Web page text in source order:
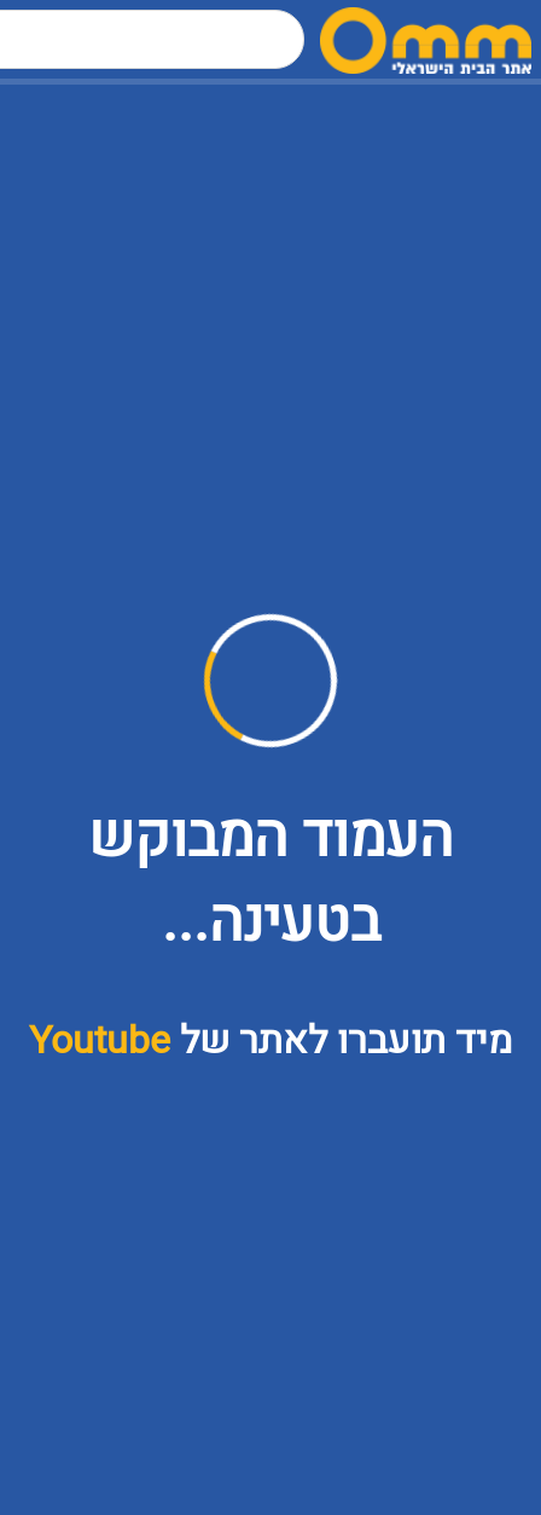
העמוד המבוקש
בטעינה...
מיד תועברו לאתר שלYoutube